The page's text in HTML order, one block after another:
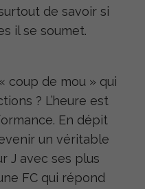
de savoir si
il se soumet.
coup de mou » qui
? L’heure est
En dépit
un véritable
J avec ses plus
FC qui répond